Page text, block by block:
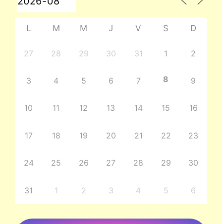
L M M J V S D
27 28 29 30 31 1 2
3 4 5 6 7 8 9
10 11 12 13 14 15 16
17 18 19 20 21 22 23
24 25 26 27 28 29 30
31 1 2 3 4 5 6